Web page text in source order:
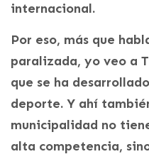
internacional.
Por eso, más que
paralizada, yo veo a
que se ha
deporte. Y ahí
municipalidad no
alta competencia,